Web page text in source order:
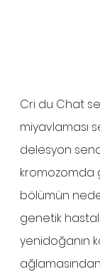
Cri du Chat
miyavlaması
delesyon
kromozomda
bölümün
genetik
yenidoğanın